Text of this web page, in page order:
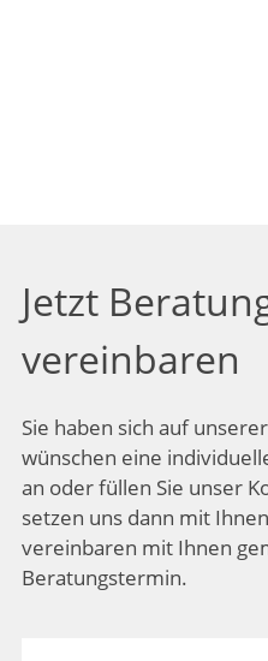
Jetzt
vereinbaren
Sie haben sich auf
wünschen eine
an oder füllen Sie unser
setzen uns dann mit
vereinbaren mit Ihnen
Beratungstermin.